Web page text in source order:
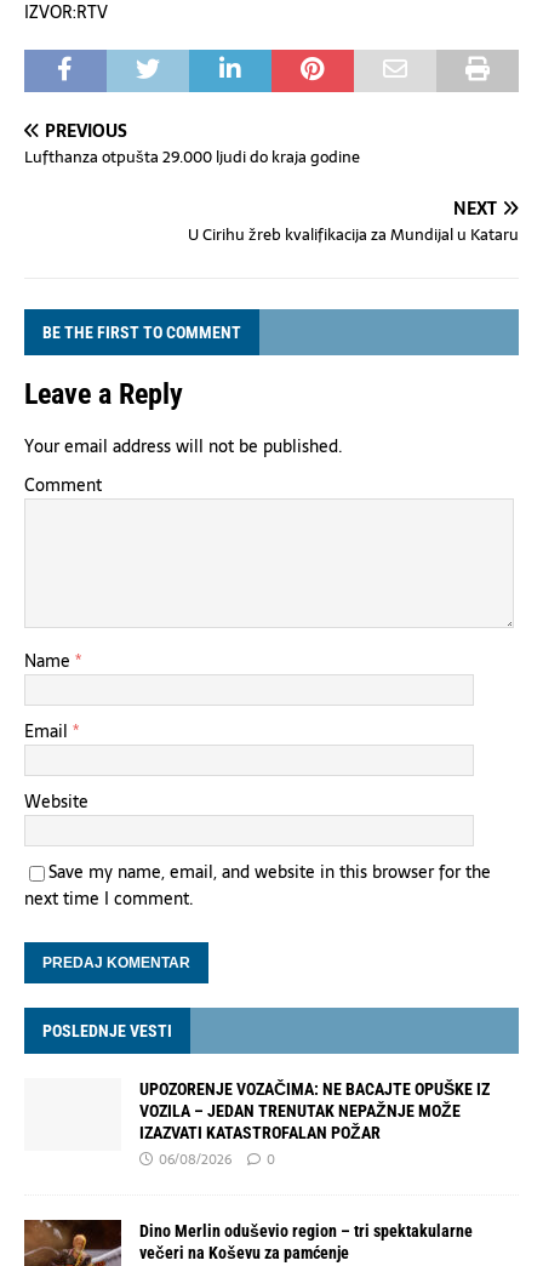
IZVOR:RTV
PREVIOUS
Lufthanza otpušta 29.000 ljudi do kraja godine
NEXT
U Cirihu žreb kvalifikacija za Mundijal u Kataru
BE THE FIRST TO COMMENT
Leave a Reply
Your email address will not be published.
Comment
Name *
Email *
Website
Save my name, email, and website in this browser for the
next time I comment.
POSLEDNJE VESTI
UPOZORENJE VOZAČIMA: NE BACAJTE OPUŠKE IZ
VOZILA – JEDAN TRENUTAK NEPAŽNJE MOŽE
IZAZVATI KATASTROFALAN POŽAR
06/08/2026 0
Dino Merlin oduševio region – tri spektakularne
večeri na Koševu za pamćenje